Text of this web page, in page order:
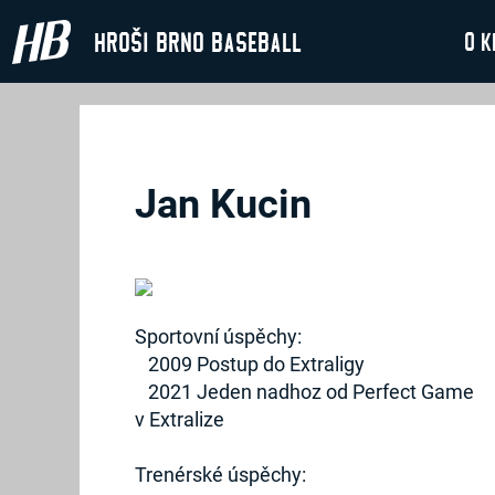
Hroši Brno Baseball O
Jan Kucin
Sportovní úspěchy:
2009 Postup do Extraligy
2021 Jeden nadhoz od Perfect Game
v Extralize
Trenérské úspěchy: